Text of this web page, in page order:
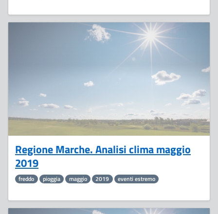
Regione Marche. Analisi clima maggio
2019
freddo pioggia maggio 2019 eventi estremo